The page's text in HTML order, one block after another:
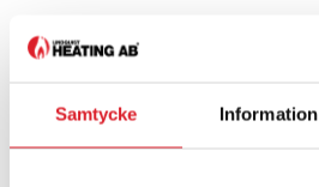
Samtycke Information